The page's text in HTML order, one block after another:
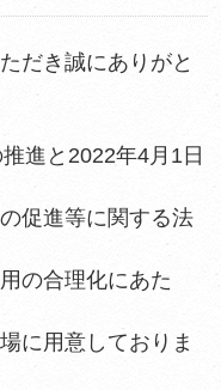
だき誠にありがと
進と2022年4月1日
促進等に関する法
の合理化にあた
に用意しておりま